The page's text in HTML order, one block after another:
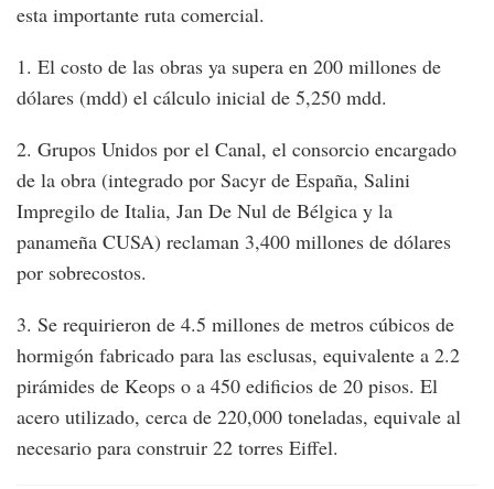
esta importante ruta comercial.
1. El costo de las obras ya supera en 200 millones de
dólares (mdd) el cálculo inicial de 5,250 mdd.
2. Grupos Unidos por el Canal, el consorcio encargado
de la obra (integrado por Sacyr de España, Salini
Impregilo de Italia, Jan De Nul de Bélgica y la
panameña CUSA) reclaman 3,400 millones de dólares
por sobrecostos.
3. Se requirieron de 4.5 millones de metros cúbicos de
hormigón fabricado para las esclusas, equivalente a 2.2
pirámides de Keops o a 450 edificios de 20 pisos. El
acero utilizado, cerca de 220,000 toneladas, equivale al
necesario para construir 22 torres Eiffel.